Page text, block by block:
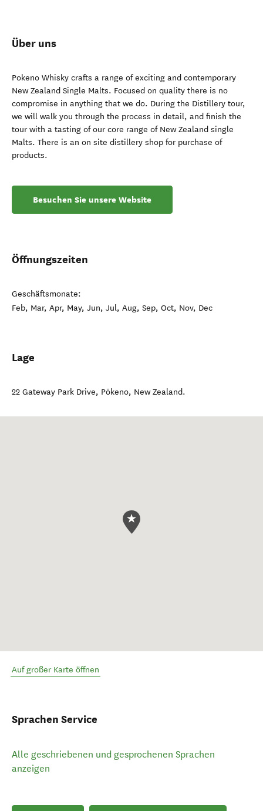
Über uns
Pokeno Whisky crafts a range of exciting and contemporary
New Zealand Single Malts. Focused on quality there is no
compromise in anything that we do. During the Distillery tour,
we will walk you through the process in detail, and finish the
tour with a tasting of our core range of New Zealand single
Malts. There is an on site distillery shop for purchase of
products.
Besuchen Sie unsere Website
Öffnungszeiten
Geschäftsmonate:
Feb, Mar, Apr, May, Jun, Jul, Aug, Sep, Oct, Nov, Dec
Lage
22 Gateway Park Drive, Pōkeno, New Zealand.
Auf großer Karte öffnen
Sprachen Service
Alle geschriebenen und gesprochenen Sprachen
anzeigen